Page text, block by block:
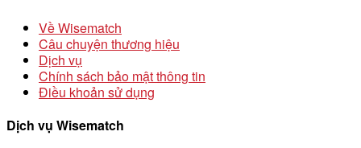
Về Wisematch
Câu chuyện thương hiệu
Dịch vụ
Chính sách bảo mật thông tin
Điều khoản sử dụng
Dịch vụ Wisematch